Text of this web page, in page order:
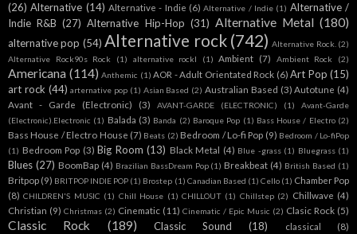
(26) Alternative (14) Alternative - Indie (6) Alternative / Indie (1) Alternative /
Indie R&B (27) Alternative Hip-Hop (31) Alternative Metal (180)
alternative pop (54) Alternative rock (742) Alternative Rock. (2)
Alternative Rock90s Rock
(1) alternative rockl (1) Ambient (7) Ambient Rock (2)
Americana (114) Anthemic (1) AOR - Adult Orientated Rock (6) Art Pop (15)
art rock (44) arternative pop (1) Asian Based (2) Australian Based (3) Autotune (4)
Avant - Garde (Electronic)
(3) AVANT-GARDE (ELECTRONIC) (1)
Avant-Garde
(Electronic).Electronic (1) Balada (3) Banda (2) Baroque Pop (1) Bass House / Electro (2)
Bass House / Electro House (7) Beats (2) Bedroom / Lo-fi Pop (9) Bedroom / Lo-fiPop
(1) Bedroom Pop (3) Big Room (13) Black Metal (4) Blue -grass (1) Bluegrass (1)
Blues (27) BoomBap (4) Brazilian BassDream Pop (1) Breakbeat (4) British Based (1)
Britpop (9) BRITPOP INDIE POP (1) Brostep (1) Canadian Based (1) Cello (1) Chamber Pop
(8) CHILDREN'S MUSIC (1) Chill House (1) CHILLOUT (1) Chillstep (2) Chillwave (4)
Christian (9) Christmas (2) Cinematic (11) Cinematic / Epic Music (2) Clasic Rock (5)
Classic Rock (189) Classic Sound (18) classical (8)